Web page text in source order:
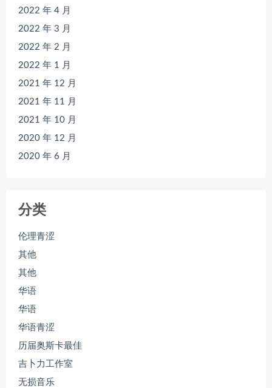
2022 年 4 月
2022 年 3 月
2022 年 2 月
2022 年 1 月
2021 年 12 月
2021 年 11 月
2021 年 10 月
2020 年 12 月
2020 年 6 月
分类
伦理青涩
其他
其他
华语
华语
华语青涩
历届奥斯卡最佳
吉卜力工作室
无损音乐